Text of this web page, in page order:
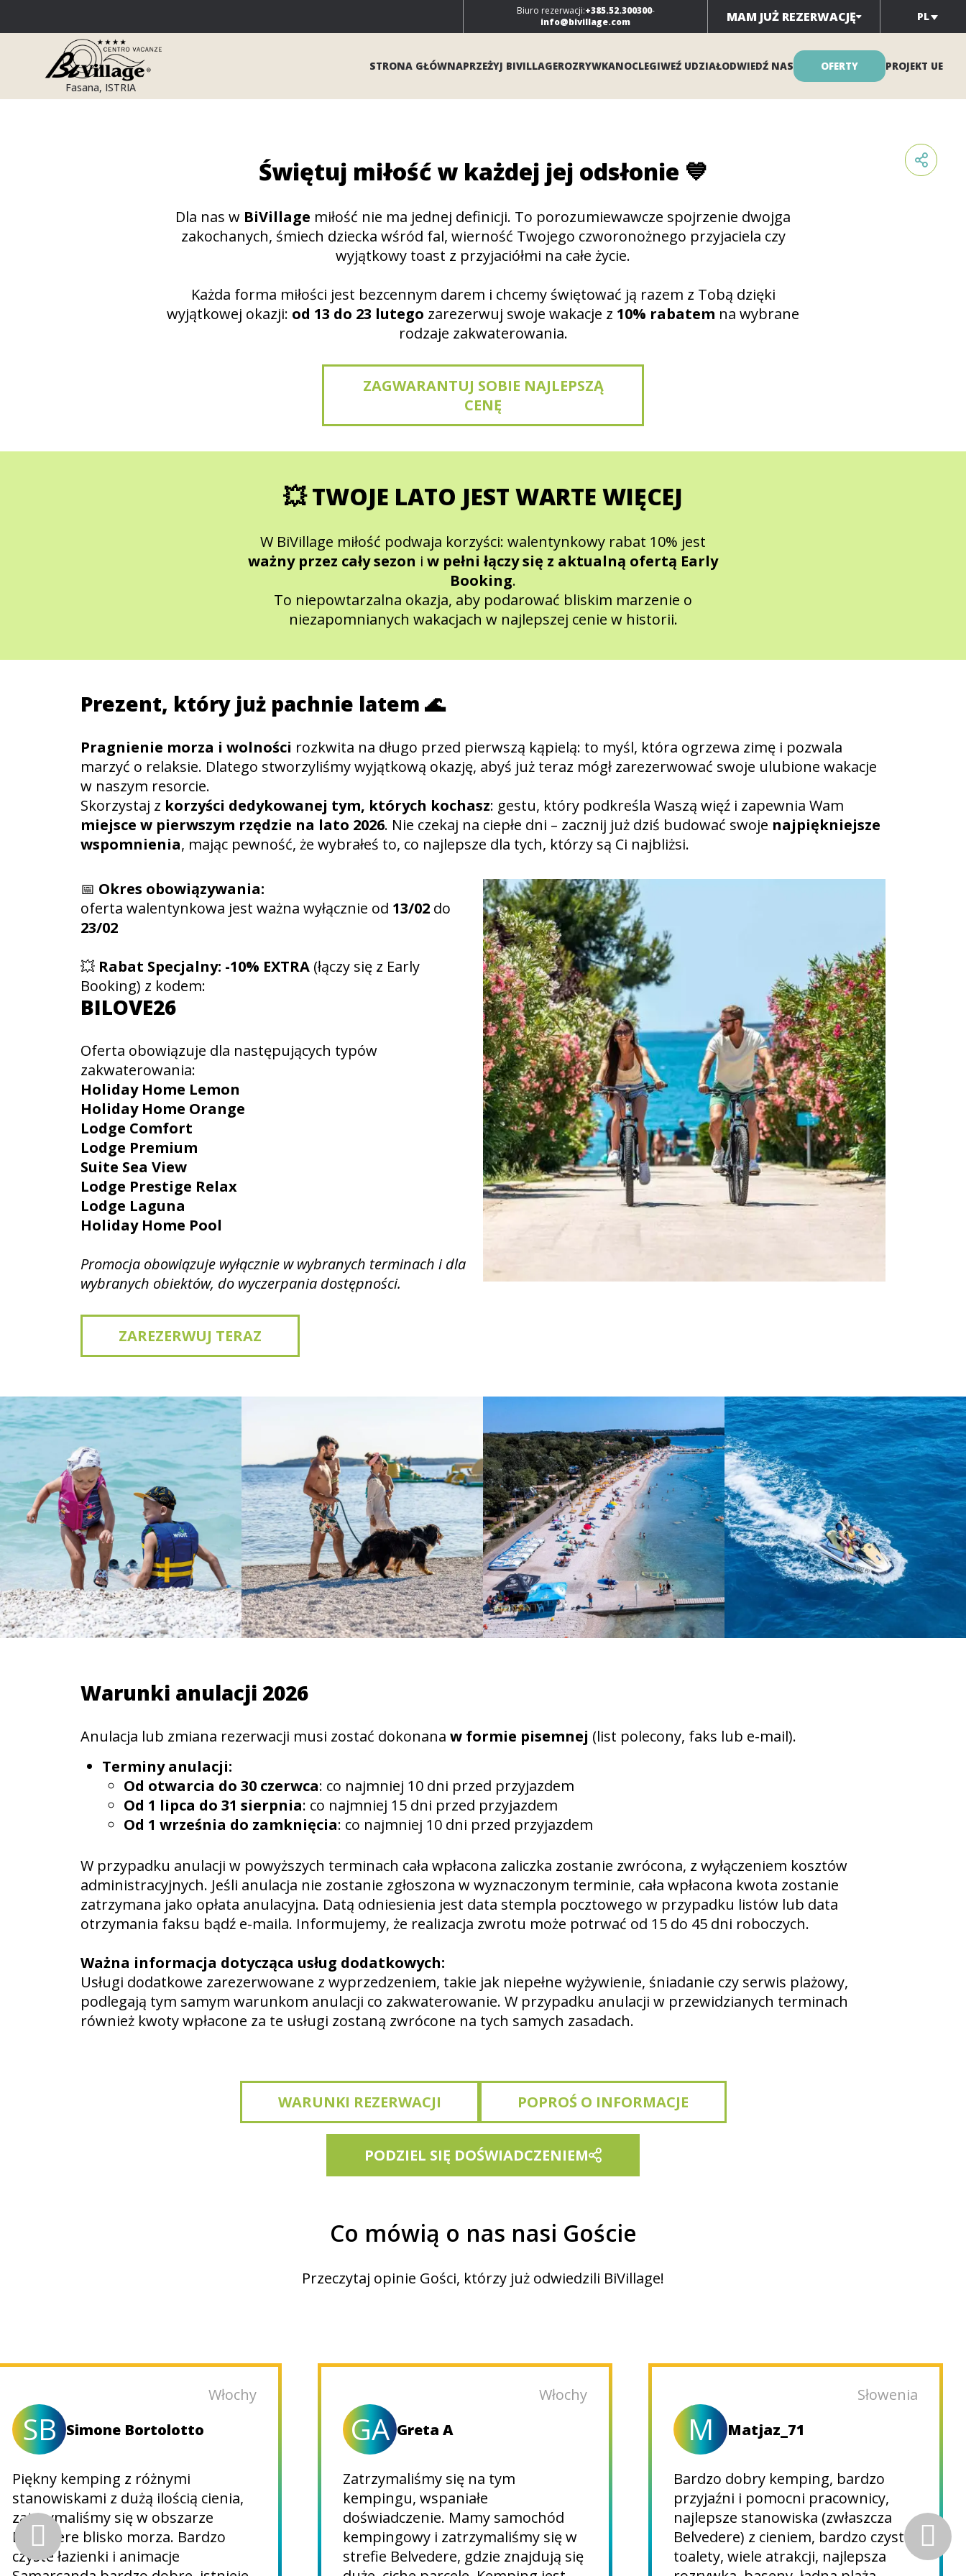
do
Biuro rezerwacji:+385.52.300300-
info@bivillage.com
MAM JUŻ REZERWACJĘ PL
Fasana, ISTRIA
STRONA GŁÓWNAPRZEŻYJ BIVILLAGEROZRYWKANOCLEGIWEŹ UDZIAŁODWIEDŹ NAS OFERTY PROJEKT UE
Świętuj miłość w każdej jej odsłonie 💙
Dla nas w BiVillage miłość nie ma jednej definicji. To porozumiewawcze spojrzenie dwojga
zakochanych, śmiech dziecka wśród fal, wierność Twojego czworonożnego przyjaciela czy
wyjątkowy toast z przyjaciółmi na całe życie.
Każda forma miłości jest bezcennym darem i chcemy świętować ją razem z Tobą dzięki
wyjątkowej okazji: od 13 do 23 lutego zarezerwuj swoje wakacje z 10% rabatem na wybrane
rodzaje zakwaterowania.
ZAGWARANTUJ SOBIE NAJLEPSZĄ
CENĘ
💥 TWOJE LATO JEST WARTE WIĘCEJ
W BiVillage miłość podwaja korzyści: walentynkowy rabat 10% jest
ważny przez cały sezon i w pełni łączy się z aktualną ofertą Early
Booking.
To niepowtarzalna okazja, aby podarować bliskim marzenie o
niezapomnianych wakacjach w najlepszej cenie w historii.
Prezent, który już pachnie latem 🌊
Pragnienie morza i wolności rozkwita na długo przed pierwszą kąpielą: to myśl, która ogrzewa zimę i pozwala
marzyć o relaksie. Dlatego stworzyliśmy wyjątkową okazję, abyś już teraz mógł zarezerwować swoje ulubione wakacje
w naszym resorcie.
Skorzystaj z korzyści dedykowanej tym, których kochasz: gestu, który podkreśla Waszą więź i zapewnia Wam
miejsce w pierwszym rzędzie na lato 2026. Nie czekaj na ciepłe dni – zacznij już dziś budować swoje najpiękniejsze
wspomnienia, mając pewność, że wybrałeś to, co najlepsze dla tych, którzy są Ci najbliżsi.
📅 Okres obowiązywania:
oferta walentynkowa jest ważna wyłącznie od 13/02 do
23/02
💥 Rabat Specjalny: -10% EXTRA (łączy się z Early
Booking) z kodem:
BILOVE26
Oferta obowiązuje dla następujących typów
zakwaterowania:
Holiday Home Lemon
Holiday Home Orange
Lodge Comfort
Lodge Premium
Suite Sea View
Lodge Prestige Relax
Lodge Laguna
Holiday Home Pool
Promocja obowiązuje wyłącznie w wybranych terminach i dla
wybranych obiektów, do wyczerpania dostępności.
ZAREZERWUJ TERAZ
Warunki anulacji 2026
Anulacja lub zmiana rezerwacji musi zostać dokonana w formie pisemnej (list polecony, faks lub e-mail).
Terminy anulacji:
Od otwarcia do 30 czerwca: co najmniej 10 dni przed przyjazdem
Od 1 lipca do 31 sierpnia: co najmniej 15 dni przed przyjazdem
Od 1 września do zamknięcia: co najmniej 10 dni przed przyjazdem
W przypadku anulacji w powyższych terminach cała wpłacona zaliczka zostanie zwrócona, z wyłączeniem kosztów
administracyjnych. Jeśli anulacja nie zostanie zgłoszona w wyznaczonym terminie, cała wpłacona kwota zostanie
zatrzymana jako opłata anulacyjna. Datą odniesienia jest data stempla pocztowego w przypadku listów lub data
otrzymania faksu bądź e-maila. Informujemy, że realizacja zwrotu może potrwać od 15 do 45 dni roboczych.
Ważna informacja dotycząca usług dodatkowych:
Usługi dodatkowe zarezerwowane z wyprzedzeniem, takie jak niepełne wyżywienie, śniadanie czy serwis plażowy,
podlegają tym samym warunkom anulacji co zakwaterowanie. W przypadku anulacji w przewidzianych terminach
również kwoty wpłacone za te usługi zostaną zwrócone na tych samych zasadach.
WARUNKI REZERWACJI POPROŚ O INFORMACJE
PODZIEL SIĘ DOŚWIADCZENIEM
Co mówią o nas nasi Goście
Przeczytaj opinie Gości, którzy już odwiedzili BiVillage!
Włochy
SB Simone Bortolotto
Piękny kemping z różnymi
stanowiskami z dużą ilością cienia,
zatrzymaliśmy się w obszarze
Belvedere blisko morza. Bardzo
czyste łazienki i animacje
Włochy
GA Greta A
Zatrzymaliśmy się na tym
kempingu, wspaniałe
doświadczenie. Mamy samochód
kempingowy i zatrzymaliśmy się w
strefie Belvedere, gdzie znajdują się
Słowenia
M Matjaz_71
Bardzo dobry kemping, bardzo
przyjaźni i pomocni pracownicy,
najlepsze stanowiska (zwłaszcza
Belvedere) z cieniem, bardzo czyste
toalety, wiele atrakcji, najlepsza